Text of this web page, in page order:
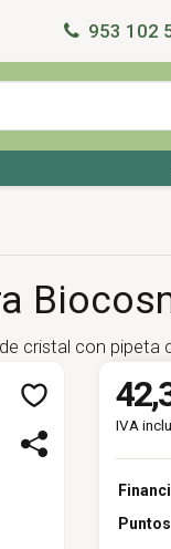
953 102
cristal con pipeta
IVA
Puntos